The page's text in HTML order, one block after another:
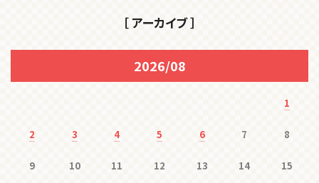
［ アーカイブ ］
2026/08
1
2 3 4 5 6 7 8
9 10 11 12 13 14 15